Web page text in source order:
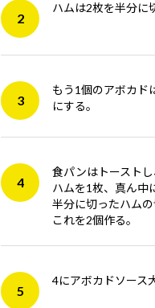
ハムは2枚を半分に
もう1個のアボカド
にする。
食パンはトースト
ハムを1枚、真ん中
半分に切ったハムの
これを2個作る。
4にアボカドソース